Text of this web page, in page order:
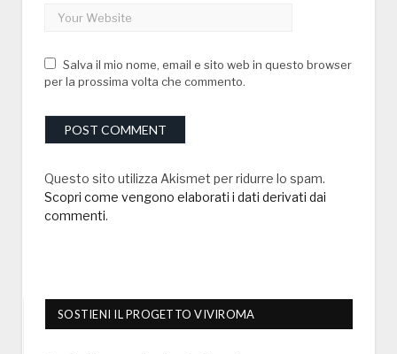
Salva il mio nome, email e sito web in questo browser
per la prossima volta che commento.
Questo sito utilizza Akismet per ridurre lo spam.
Scopri come vengono elaborati i dati derivati dai
commenti.
SOSTIENI IL PROGETTO VIVIROMA